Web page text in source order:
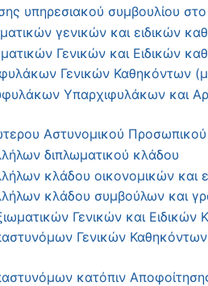
υπηρεσιακού συμβουλίου
γενικών και ειδικών
Γενικών και Ειδικών
Γενικών Καθηκόντων
Υπαρχιφυλάκων και
Αστυνομικού
διπλωματικού κλάδου
κλάδου οικονομικών και
κλάδου συμβούλων και
Γενικών και
Γενικών Καθηκόντων
κατόπιν